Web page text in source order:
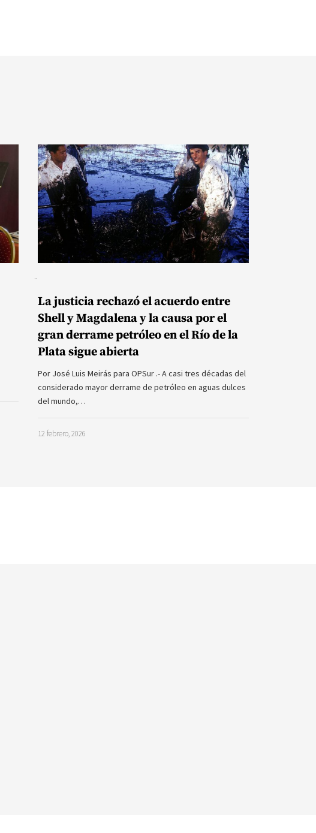
La justicia rechazó el acuerdo entre
Shell y Magdalena y la causa por el
gran derrame petróleo en el Río de la
Plata sigue abierta
Por José Luis Meirás para OPSur .- A casi tres décadas del
considerado mayor derrame de petróleo en aguas dulces
del mundo,…
12 febrero, 2026